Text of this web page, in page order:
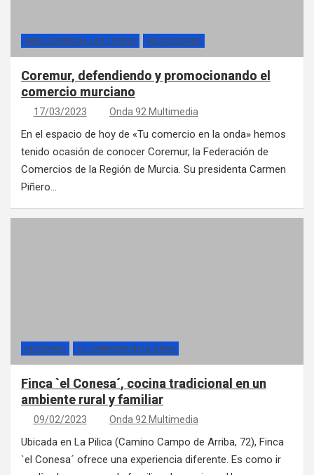
ÁREA COMERCIAL LAS TORRES ASOCIACIONES
Coremur, defendiendo y promocionando el
comercio murciano
17/03/2023 Onda 92 Multimedia
En el espacio de hoy de «Tu comercio en la onda» hemos
tenido ocasión de conocer Coremur, la Federación de
Comercios de la Región de Murcia. Su presidenta Carmen
Piñero…
SECCIONES TU COMERCIO EN LA ONDA
Finca `el Conesa´, cocina tradicional en un
ambiente rural y familiar
09/02/2023 Onda 92 Multimedia
Ubicada en La Pilica (Camino Campo de Arriba, 72), Finca
`el Conesa´ ofrece una experiencia diferente. Es como ir